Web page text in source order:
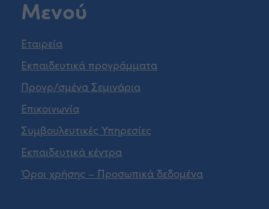
Μενού
Εταιρεία
Εκπαιδευτικά προγράμματα
Προγρ/σμένα Σεμινάρια
Επικοινωνία
Συμβουλευτικές Υπηρεσίες
Εκπαιδευτικά κέντρα
Όροι χρήσης – Προσωπικά δεδομένα